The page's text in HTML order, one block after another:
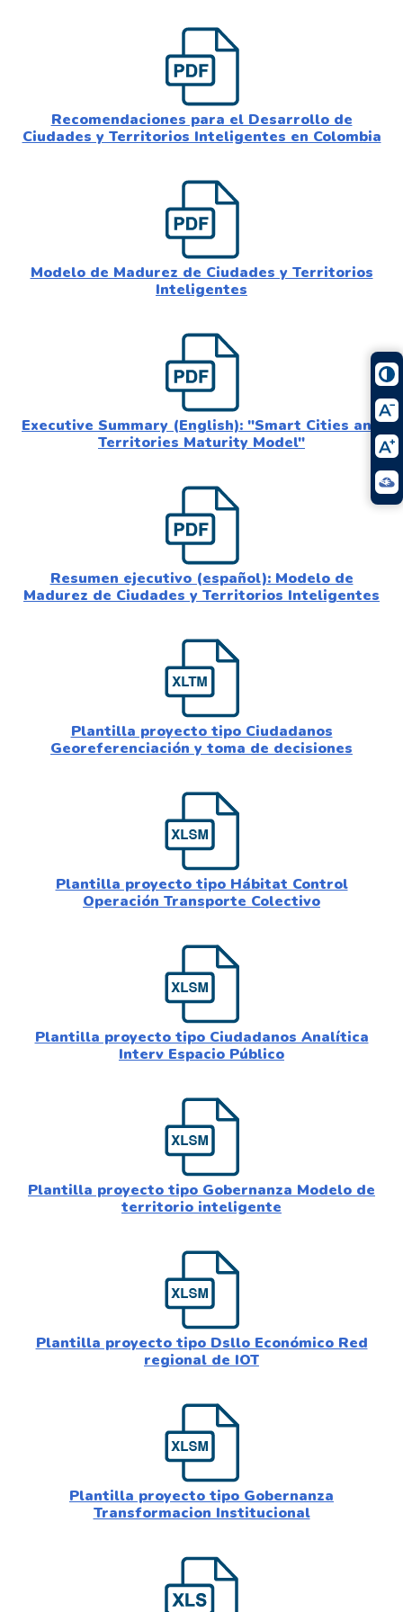
Recomendaciones para el Desarrollo de
Ciudades y Territorios Inteligentes en Colombia
Modelo de Madurez de Ciudades y Territorios
Inteligentes
Executive Summary (English): "Smart Cities and
Territories Maturity Model"
Resumen ejecutivo (español): Modelo de
Madurez de Ciudades y Territorios Inteligentes
Plantilla proyecto tipo Ciudadanos
Georeferenciación y toma de decisiones
Plantilla proyecto tipo Hábitat Control
Operación Transporte Colectivo
Plantilla proyecto tipo Ciudadanos Analítica
Interv Espacio Público
Plantilla proyecto tipo Gobernanza Modelo de
territorio inteligente
Plantilla proyecto tipo Dsllo Económico Red
regional de IOT
Plantilla proyecto tipo Gobernanza
Transformacion Institucional